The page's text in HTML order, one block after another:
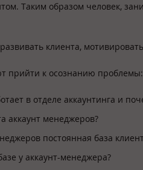
Таким образом человек,
клиента,
прийти к осознанию проблемы:
в отделе аккаунтинга и
аккаунт менеджеров?
постоянная база
у аккаунт-менеджера?